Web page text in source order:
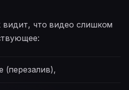
видит, что видео слишком
(перезалив),